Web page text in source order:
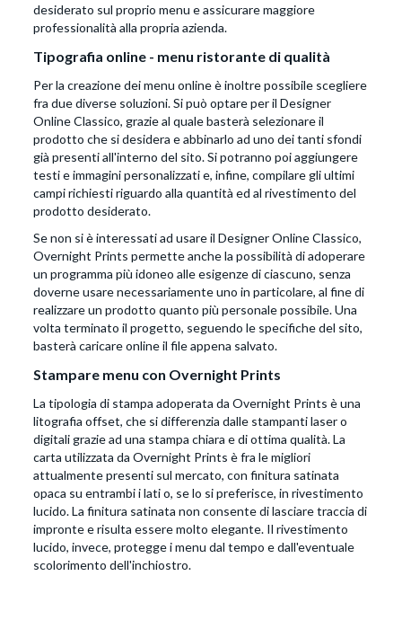
desiderato sul proprio menu e assicurare maggiore
professionalità alla propria azienda.
Tipografia online - menu ristorante di qualità
Per la creazione dei menu online è inoltre possibile scegliere
fra due diverse soluzioni. Si può optare per il Designer
Online Classico, grazie al quale basterà selezionare il
prodotto che si desidera e abbinarlo ad uno dei tanti sfondi
già presenti all'interno del sito. Si potranno poi aggiungere
testi e immagini personalizzati e, infine, compilare gli ultimi
campi richiesti riguardo alla quantità ed al rivestimento del
prodotto desiderato.
Se non si è interessati ad usare il Designer Online Classico,
Overnight Prints permette anche la possibilità di adoperare
un programma più idoneo alle esigenze di ciascuno, senza
doverne usare necessariamente uno in particolare, al fine di
realizzare un prodotto quanto più personale possibile. Una
volta terminato il progetto, seguendo le specifiche del sito,
basterà caricare online il file appena salvato.
Stampare menu con Overnight Prints
La tipologia di stampa adoperata da Overnight Prints è una
litografia offset, che si differenzia dalle stampanti laser o
digitali grazie ad una stampa chiara e di ottima qualità. La
carta utilizzata da Overnight Prints è fra le migliori
attualmente presenti sul mercato, con finitura satinata
opaca su entrambi i lati o, se lo si preferisce, in rivestimento
lucido. La finitura satinata non consente di lasciare traccia di
impronte e risulta essere molto elegante. Il rivestimento
lucido, invece, protegge i menu dal tempo e dall'eventuale
scolorimento dell'inchiostro.